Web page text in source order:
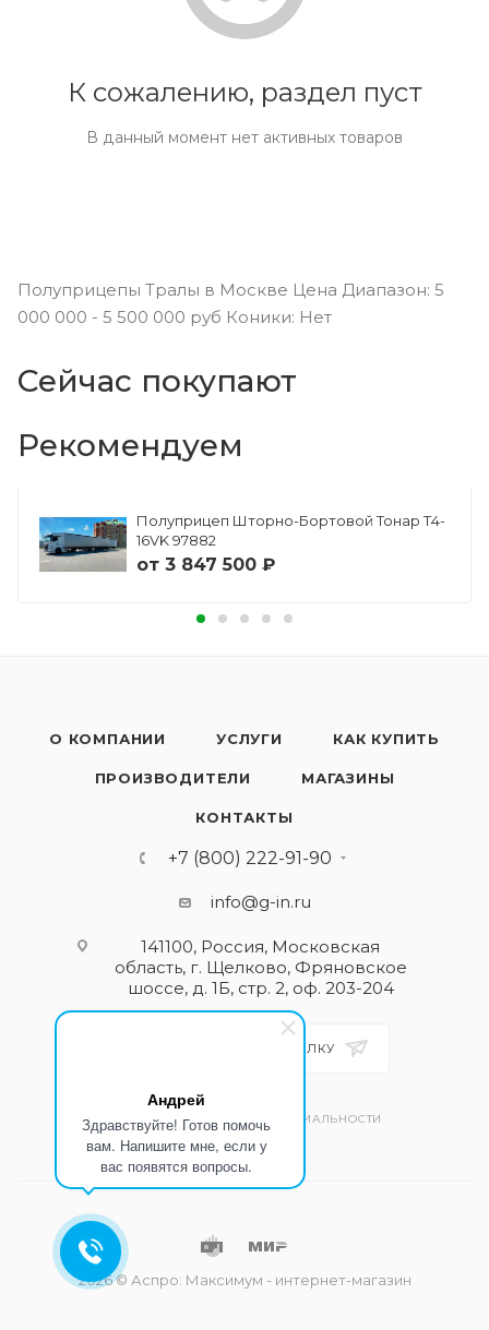
Андрей
Здравствуйте! Готов помочь
вам. Напишите мне, если у
вас появятся вопросы.
К сожалению, раздел пуст
В данный момент нет активных товаров
Полуприцепы Тралы в Москве Цена Диапазон: 5
000 000 - 5 500 000 руб Коники: Нет
Сейчас покупают
Рекомендуем
Полуприцеп Шторно-Бортовой Тонар Т4-
16VK 97882
от 3 847 500 ₽
О КОМПАНИИ УСЛУГИ КАК КУПИТЬ
ПРОИЗВОДИТЕЛИ МАГАЗИНЫ
КОНТАКТЫ
+7 (800) 222-91-90
info@g-in.ru
141100, Россия, Московская
область, г. Щелково, Фряновское
шоссе, д. 1Б, стр. 2, оф. 203-204
ПОДПИСАТЬСЯ НА РАССЫЛКУ
ПОЛИТИКА КОНФИДЕНЦИАЛЬНОСТИ
2026 © Аспро: Максимум - интернет-магазин